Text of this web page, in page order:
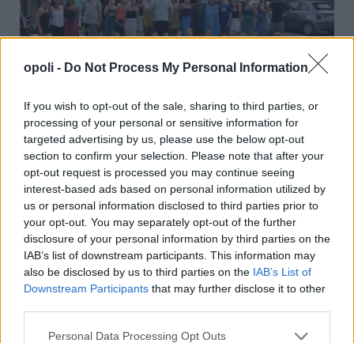
opoli - Do Not Process My Personal Information
If you wish to opt-out of the sale, sharing to third parties, or
processing of your personal or sensitive information for
targeted advertising by us, please use the below opt-out
section to confirm your selection. Please note that after your
opt-out request is processed you may continue seeing
interest-based ads based on personal information utilized by
us or personal information disclosed to third parties prior to
your opt-out. You may separately opt-out of the further
disclosure of your personal information by third parties on the
IAB’s list of downstream participants. This information may
also be disclosed by us to third parties on the IAB’s List of
Downstream Participants that may further disclose it to other
Personal Data Processing Opt Outs
Η ομάδα κολύμβησης της Μακάμπι Τελ Αβίβ επέλεξε
τη Νάουσα για την προετοιμασία της
Πέμπτη, 16 Ιουλίου 2026 9:36 ΠΜ